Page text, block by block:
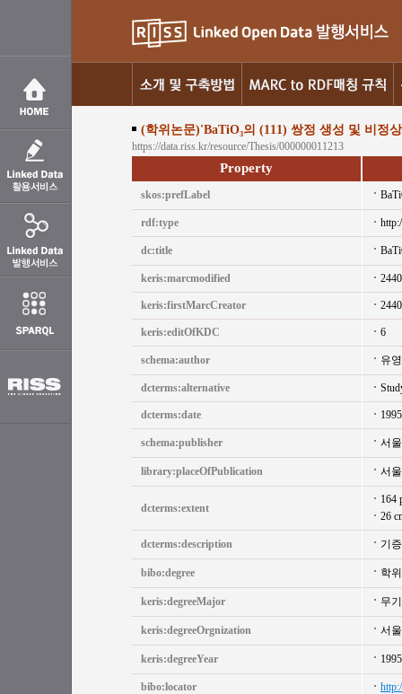
(학위논문)'BaTiO₃의 (111) 쌍정 생성 및 비정
https://data.riss.kr/resource/Thesis/000000011213
Property
skos:prefLabel
rdf:type
dc:title
keris:marcmodified
keris:firstMarcCreator
keris:editOfKDC 6
schema:author 유
dcterms:alternative
dcterms:date 1995
schema:publisher 서
library:placeOfPublication 서울
dcterms:extent
164
26
dcterms:description 기
bibo:degree 학
keris:degreeMajor 무
keris:degreeOrgnization 서
keris:degreeYear
bibo:locator